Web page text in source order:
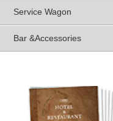
Service Wagon
Bar &Accessories